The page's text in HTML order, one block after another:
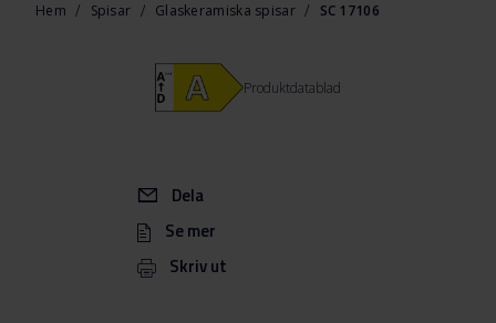
Hem Spisar Glaskeramiska spisar SC 17106
Dela
Se mer
Skriv ut
Produktdatablad